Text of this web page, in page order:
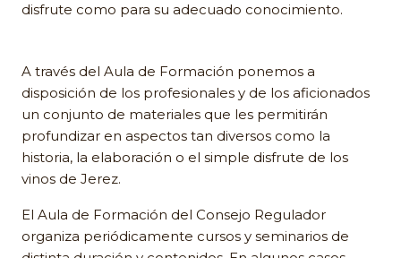
disfrute como para su adecuado conocimiento.
A través del Aula de Formación ponemos a
disposición de los profesionales y de los aficionados
un conjunto de materiales que les permitirán
profundizar en aspectos tan diversos como la
historia, la elaboración o el simple disfrute de los
vinos de Jerez.
El Aula de Formación del Consejo Regulador
organiza periódicamente cursos y seminarios de